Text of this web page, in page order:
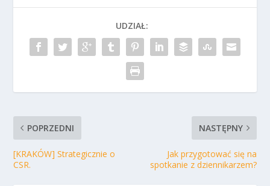
UDZIAŁ:
POPRZEDNI
[KRAKÓW] Strategicznie o
CSR.
NASTĘPNY
Jak przygotować się na
spotkanie z dziennikarzem?